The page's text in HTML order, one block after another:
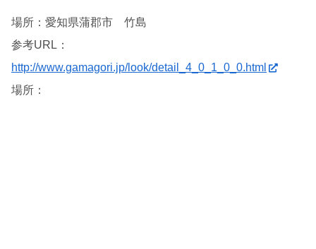
場所：愛知県蒲郡市 竹島
参考URL：
http://www.gamagori.jp/look/detail_4_0_1_0_0.html
場所：